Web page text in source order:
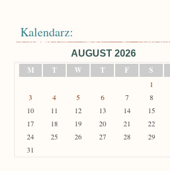
Kalendarz:
AUGUST 2026
M
T W T F S
1
3
4 5 6 7 8
10
11 12 13 14 15
17
18 19 20 21 22
24
25 26 27 28 29
31